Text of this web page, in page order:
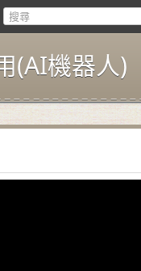
(AI機器人)